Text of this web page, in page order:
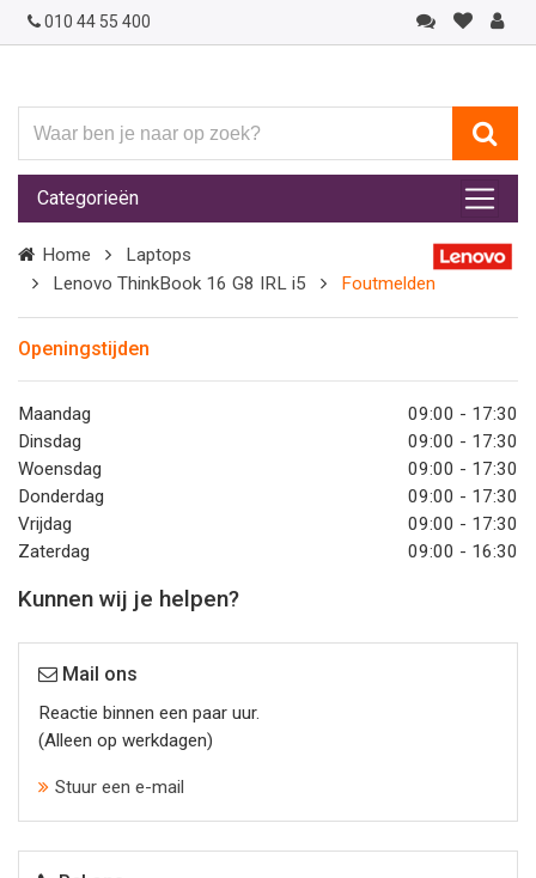
010 44 55 400
ben
je
naar
op
zoek?
Categorieën
Home
Laptops
Lenovo ThinkBook 16 G8 IRL i5
Foutmelden
Openingstijden
Maandag
09:00 - 17:30
Dinsdag
09:00 - 17:30
Woensdag
09:00 - 17:30
Donderdag
09:00 - 17:30
Vrijdag
09:00 - 17:30
Zaterdag
09:00 - 16:30
Kunnen wij je helpen?
Mail ons
Reactie binnen een paar uur.
(Alleen op werkdagen)
Stuur een e-mail